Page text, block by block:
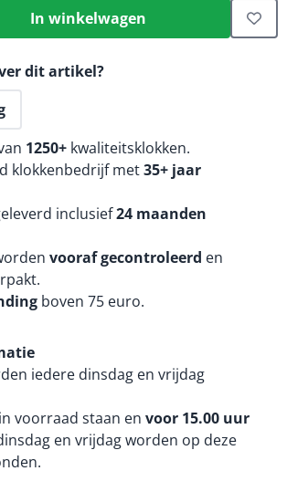
In winkelwagen
dit artikel?
1250+ kwaliteitsklokken.
klokkenbedrijf met35+ jaar
inclusief24 maanden
vooraf gecontroleerd en
boven 75 euro.
iedere dinsdag en vrijdag
voorraad staan en voor 15.00 uur
en vrijdag worden op deze